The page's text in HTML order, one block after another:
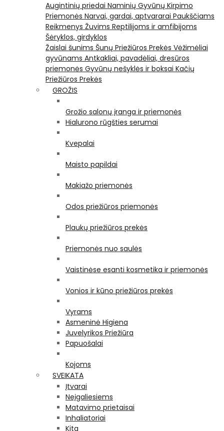
Augintinių priedai Naminių Gyvūnų Kirpimo
Priemonės Narvai, gardai, aptvararai Paukščiams
Reikmenys Žuvims Reptilijoms ir amfibijoms
Šėryklos, girdyklos
Žaislai šunims Šunų Priežiūros Prekės Vėžimėliai
gyvūnams Antkakliai, pavadėliai, dresūros
priemonės Gyvūnų nešyklės ir boksai Kačių
Priežiūros Prekės
GROŽIS
Grožio salonų įranga ir priemonės
Hialurono rūgšties serumai
Kvepalai
Maisto papildai
Makiažo priemonės
Odos priežiūros priemonės
Plaukų priežiūros prekės
Priemonės nuo saulės
Vaistinėse esanti kosmetika ir priemonės
Vonios ir kūno priežiūros prekės
Vyrams
Asmeninė Higiena
Juvelyrikos Priežiūra
Papuošalai
Kojoms
SVEIKATA
Įtvarai
Neįgaliesiems
Matavimo prietaisai
Inhaliatoriai
Kita